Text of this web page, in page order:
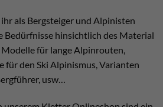
als Bergsteiger und Alpinisten
Bedürfnisse hinsichtlich des Material
für lange Alpinrouten,
für den Ski Alpinismus, Varianten
usw…